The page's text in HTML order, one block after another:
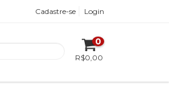
Cadastre-se Login
0
R$0,00